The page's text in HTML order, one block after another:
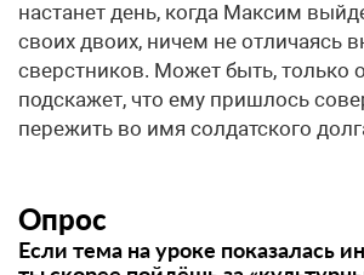
настанет день, когда Максим
своих двоих, ничем не отличаясь
сверстников. Может быть, только
подскажет, что ему пришлось
пережить во имя солдатского
Опрос
Если тема на уроке показалась